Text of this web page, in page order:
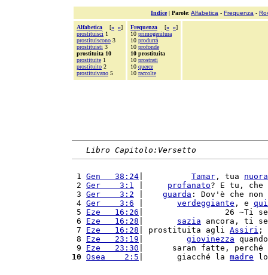
Indice| Parole: Alfabetica - Frequenza -
Alfabetica [« »]
prostituisci 1
prostituiscono 3
prostituisti 3
prostituita 10
prostituite 1
prostituito 2
prostituivano 5
Frequenza [« »]
10 primogenitura
10 produrrà
10 profonde
10 prostituita
10 prostrati
10 querce
10 raccolte
Libro Capitolo:Versetto
1 Gen   38:24 Tamar , tua nuora
2 Ger    3:1 profanato? E tu,
3 Ger    3:2 guarda : Dov'è che
4 Ger    3:6 verdeggiante , e
5 Eze   16:26 |                 26 ~Ti
6 Eze   16:28 sazia ancora, ti
7 Eze   16:28 | prostituita agli Assiri ;
8 Eze   23:19 giovinezza
9 Eze   23:30 |      saran fatte,
10 Osea    2:5 |       giacché la madre